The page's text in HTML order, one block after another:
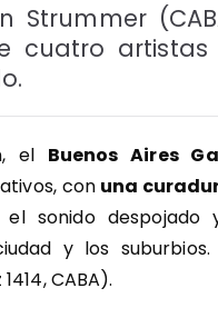
Strummer
cuatro
el Buenos Aires
con una
el sonido
y los
CABA).